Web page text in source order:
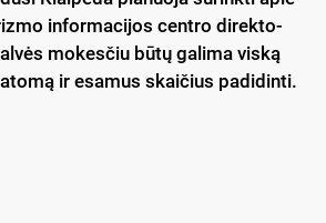
in­for­ma­ci­jos cent­ro di­rek­to­
mo­kes­čiu bū­tų ga­li­ma vis­ką
ir esa­mus skai­čius pa­di­din­ti.